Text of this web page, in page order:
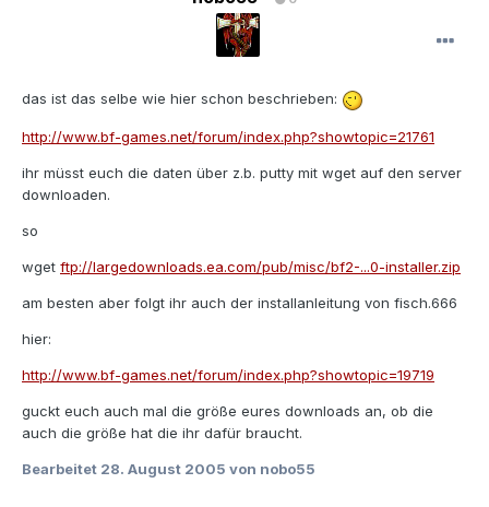
das ist das selbe wie hier schon beschrieben:
http://www.bf-games.net/forum/index.php?showtopic=21761
ihr müsst euch die daten über z.b. putty mit wget auf den server
downloaden.
so
wget ftp://largedownloads.ea.com/pub/misc/bf2-...0-installer.zip
am besten aber folgt ihr auch der installanleitung von fisch.666
hier:
http://www.bf-games.net/forum/index.php?showtopic=19719
guckt euch auch mal die größe eures downloads an, ob die
auch die größe hat die ihr dafür braucht.
Bearbeitet 28. August 2005 von nobo55